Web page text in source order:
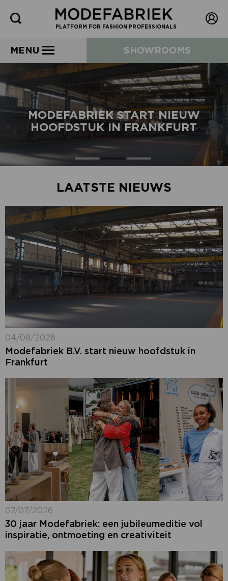
PLATFORM FOR FASHION PROFESSIONALS
MENU SHOWROOMS
MODEFABRIEK START NIEUW
HOOFDSTUK IN FRANKFURT
LAATSTE NIEUWS
04/08/2026
Modefabriek B.V. start nieuw hoofdstuk in
Frankfurt
07/07/2026
30 jaar Modefabriek: een jubileumeditie vol
inspiratie, ontmoeting en creativiteit